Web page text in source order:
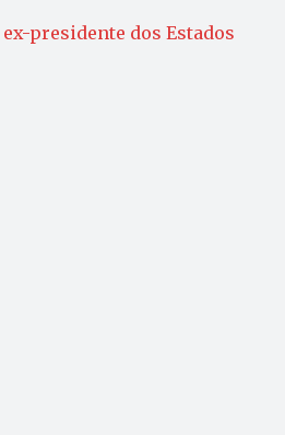
presidente dos Estados